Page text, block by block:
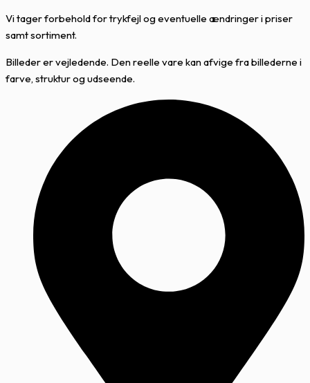
Vi tager forbehold for trykfejl og eventuelle ændringer i priser
samt sortiment.
Billeder er vejledende. Den reelle vare kan afvige fra billederne i
farve, struktur og udseende.